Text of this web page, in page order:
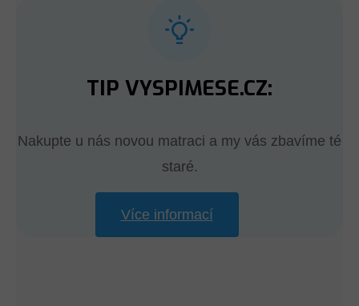
TIP VYSPIMESE.CZ:
Nakupte u nás novou matraci a my vás zbavíme té
staré.
Více informací